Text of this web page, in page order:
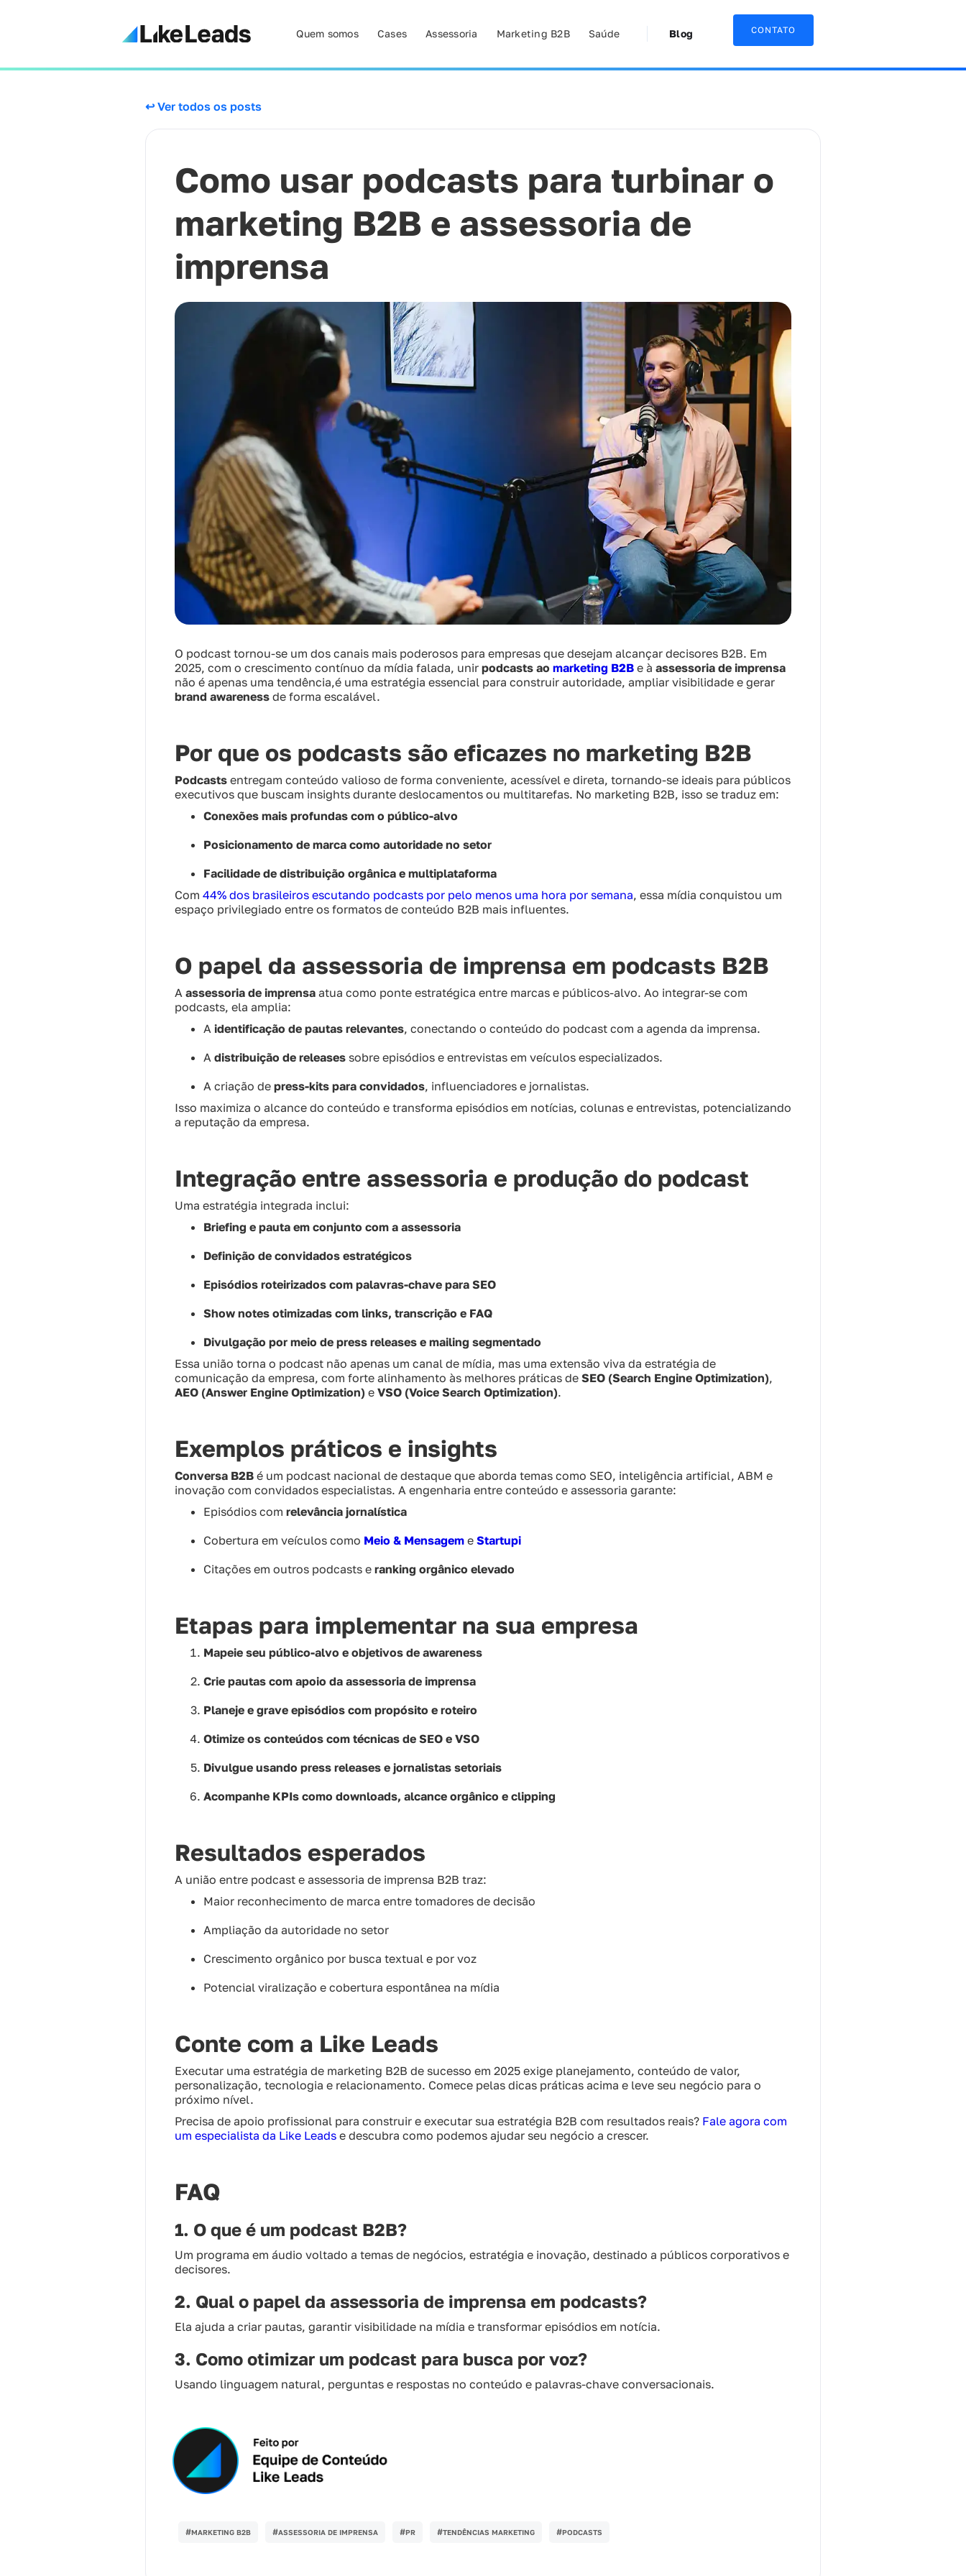
Quem somos Cases Assessoria Marketing B2B Saúde Blog CONTATO
↩ Ver todos os posts
Como usar podcasts para turbinar o
marketing B2B e assessoria de
imprensa
O podcast tornou-se um dos canais mais poderosos para empresas que desejam alcançar decisores B2B. Em
2025, com o crescimento contínuo da mídia falada, unir podcasts ao marketing B2B e à assessoria de imprensa
não é apenas uma tendência,é uma estratégia essencial para construir autoridade, ampliar visibilidade e gerar
brand awareness de forma escalável.
Por que os podcasts são eficazes no marketing B2B
Podcasts entregam conteúdo valioso de forma conveniente, acessível e direta, tornando-se ideais para públicos
executivos que buscam insights durante deslocamentos ou multitarefas. No marketing B2B, isso se traduz em:
Conexões mais profundas com o público-alvo
Posicionamento de marca como autoridade no setor
Facilidade de distribuição orgânica e multiplataforma
Com 44% dos brasileiros escutando podcasts por pelo menos uma hora por semana, essa mídia conquistou um
espaço privilegiado entre os formatos de conteúdo B2B mais influentes.
O papel da assessoria de imprensa em podcasts B2B
A assessoria de imprensa atua como ponte estratégica entre marcas e públicos-alvo. Ao integrar-se com
podcasts, ela amplia:
A identificação de pautas relevantes, conectando o conteúdo do podcast com a agenda da imprensa.
A distribuição de releases sobre episódios e entrevistas em veículos especializados.
A criação de press-kits para convidados, influenciadores e jornalistas.
Isso maximiza o alcance do conteúdo e transforma episódios em notícias, colunas e entrevistas, potencializando
a reputação da empresa.
Integração entre assessoria e produção do podcast
Uma estratégia integrada inclui:
Briefing e pauta em conjunto com a assessoria
Definição de convidados estratégicos
Episódios roteirizados com palavras-chave para SEO
Show notes otimizadas com links, transcrição e FAQ
Divulgação por meio de press releases e mailing segmentado
Essa união torna o podcast não apenas um canal de mídia, mas uma extensão viva da estratégia de
comunicação da empresa, com forte alinhamento às melhores práticas de SEO (Search Engine Optimization),
AEO (Answer Engine Optimization) e VSO (Voice Search Optimization).
Exemplos práticos e insights
Conversa B2B é um podcast nacional de destaque que aborda temas como SEO, inteligência artificial, ABM e
inovação com convidados especialistas. A engenharia entre conteúdo e assessoria garante:
Episódios com relevância jornalística
Cobertura em veículos como Meio & Mensagem e Startupi
Citações em outros podcasts e ranking orgânico elevado
Etapas para implementar na sua empresa
Mapeie seu público-alvo e objetivos de awareness
Crie pautas com apoio da assessoria de imprensa
Planeje e grave episódios com propósito e roteiro
Otimize os conteúdos com técnicas de SEO e VSO
Divulgue usando press releases e jornalistas setoriais
Acompanhe KPIs como downloads, alcance orgânico e clipping
Resultados esperados
A união entre podcast e assessoria de imprensa B2B traz:
Maior reconhecimento de marca entre tomadores de decisão
Ampliação da autoridade no setor
Crescimento orgânico por busca textual e por voz
Potencial viralização e cobertura espontânea na mídia
Conte com a Like Leads
Executar uma estratégia de marketing B2B de sucesso em 2025 exige planejamento, conteúdo de valor,
personalização, tecnologia e relacionamento. Comece pelas dicas práticas acima e leve seu negócio para o
próximo nível.
Precisa de apoio profissional para construir e executar sua estratégia B2B com resultados reais? Fale agora com
um especialista da Like Leads e descubra como podemos ajudar seu negócio a crescer.
FAQ
1. O que é um podcast B2B?
Um programa em áudio voltado a temas de negócios, estratégia e inovação, destinado a públicos corporativos e
decisores.
2. Qual o papel da assessoria de imprensa em podcasts?
Ela ajuda a criar pautas, garantir visibilidade na mídia e transformar episódios em notícia.
3. Como otimizar um podcast para busca por voz?
Usando linguagem natural, perguntas e respostas no conteúdo e palavras-chave conversacionais.
#MARKETING B2B #ASSESSORIA DE IMPRENSA #PR #TENDÊNCIAS MARKETING #PODCASTS